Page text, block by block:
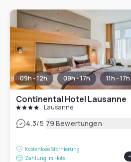
09h - 12h 09h - 17h 11h - 17h
Continental Hotel Lausanne
Lausanne
4.3/5|79 Bewertungen
Kostenlose Stornierung
Zahlung im Hotel
-